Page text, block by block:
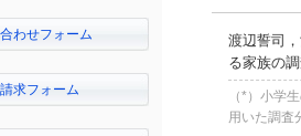
わせフォーム
求フォーム
渡辺誓司
る家族の
（*）小学
用いた調査